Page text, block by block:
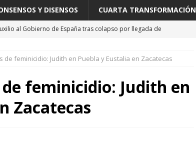
Y DISENSOS CUARTA TRANSFORMACIÓN
al Gobierno de España tras colapso por llegada de
recorre Loma Rancho y Los Molinos para atender necesidades
entre los destinos turísticos más felices del mundo
de feminicidio: Judith en Puebla y Eustalia en Zacatecas
feminicidio: Judith en
Zacatecas